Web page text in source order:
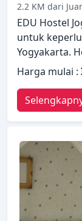
2.2 KM dari
EDU Hostel
untuk
Yogyakarta.
dibutuhkan
yang siap
memandu
untuk
memiliki
rokok, AC,
memastikan
Hotel ini
EDU Hostel
untuk
bersantai
Harga mulai :